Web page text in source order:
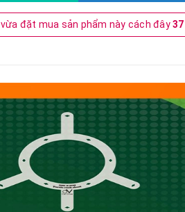
vừa đặt mua sản phẩm này cách đây37